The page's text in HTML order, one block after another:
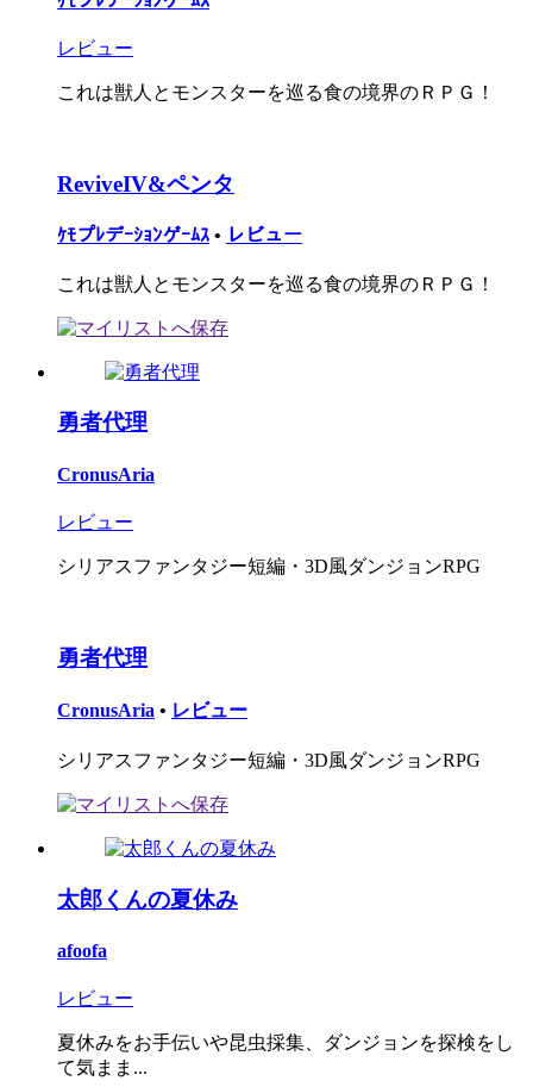
レビュー
これは獣人とモンスターを巡る食の境界のＲＰＧ！
ReviveIV&ペンタ
ｹﾓプﾚデｰｼｮﾝゲｰﾑｽ • レビュー
これは獣人とモンスターを巡る食の境界のＲＰＧ！
勇者代理
CronusAria
レビュー
シリアスファンタジー短編・3D風ダンジョンRPG
勇者代理
CronusAria • レビュー
シリアスファンタジー短編・3D風ダンジョンRPG
太郎くんの夏休み
afoofa
レビュー
夏休みをお手伝いや昆虫採集、ダンジョンを探検をし
て気まま...